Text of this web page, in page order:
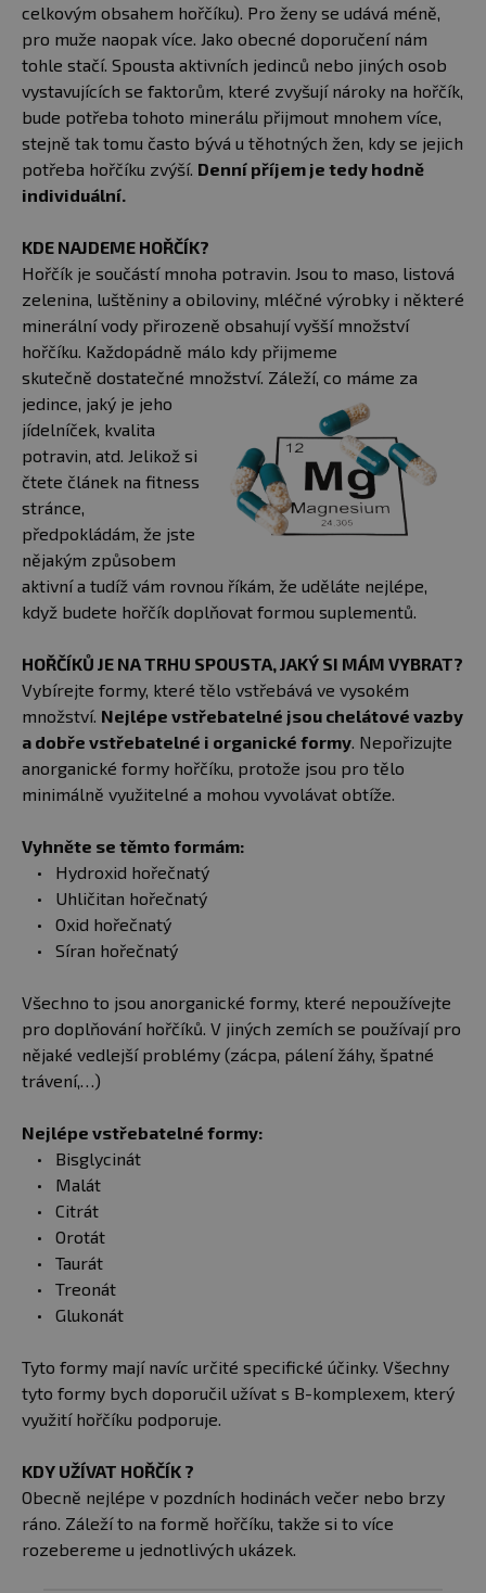
celkovým obsahem hořčíku). Pro ženy se udává méně,
pro muže naopak více. Jako obecné doporučení nám
tohle stačí. Spousta aktivních jedinců nebo jiných osob
vystavujících se faktorům, které zvyšují nároky na hořčík,
bude potřeba tohoto minerálu přijmout mnohem více,
stejně tak tomu často bývá u těhotných žen, kdy se jejich
potřeba hořčíku zvýší. Denní příjem je tedy hodně
individuální.
KDE NAJDEME HOŘČÍK?
Hořčík je součástí mnoha potravin. Jsou to maso, listová
zelenina, luštěniny a obiloviny, mléčné výrobky i některé
minerální vody přirozeně obsahují vyšší množství
hořčíku. Každopádně málo kdy přijmeme
skutečně dostatečné množství. Záleží, co máme za
jedince, jaký je jeho
jídelníček, kvalita
potravin, atd. Jelikož si
čtete článek na fitness
stránce,
předpokládám, že jste
nějakým způsobem
aktivní a tudíž vám rovnou říkám, že uděláte nejlépe,
když budete hořčík doplňovat formou suplementů.
HOŘČÍKŮ JE NA TRHU SPOUSTA, JAKÝ SI MÁM VYBRAT?
Vybírejte formy, které tělo vstřebává ve vysokém
množství. Nejlépe vstřebatelné jsou chelátové vazby
a dobře vstřebatelné i organické formy . Nepořizujte
anorganické formy hořčíku, protože jsou pro tělo
minimálně využitelné a mohou vyvolávat obtíže.
Vyhněte se těmto formám:
Hydroxid hořečnatý
Uhličitan hořečnatý
Oxid hořečnatý
Síran hořečnatý
Všechno to jsou anorganické formy, které nepoužívejte
pro doplňování hořčíků. V jiných zemích se používají pro
nějaké vedlejší problémy (zácpa, pálení žáhy, špatné
trávení,…)
Nejlépe vstřebatelné formy:
Bisglycinát
Malát
Citrát
Orotát
Taurát
Treonát
Glukonát
Tyto formy mají navíc určité specifické účinky. Všechny
tyto formy bych doporučil užívat s B-komplexem, který
využití hořčíku podporuje.
KDY UŽÍVAT HOŘČÍK ?
Obecně nejlépe v pozdních hodinách večer nebo brzy
ráno. Záleží to na formě hořčíku, takže si to více
rozebereme u jednotlivých ukázek.